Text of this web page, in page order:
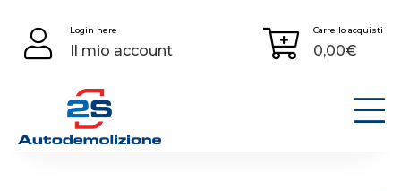
content
Login here
Il mio account
Carrello acquisti
0,00€